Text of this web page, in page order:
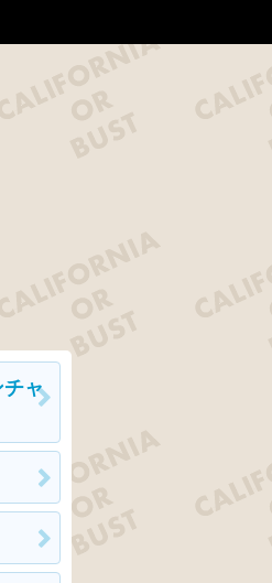
チャ